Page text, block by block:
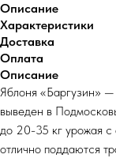
Описание
Характеристики
Доставка
Оплата
Описание
Яблоня «Баргузин»
выведен в
до 20-35 кг урожая с
отлично поддаются